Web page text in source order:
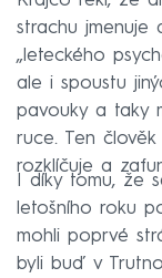
strachu jmenuje
„leteckého
ale i spoustu
pavouky a taky
ruce. Ten
rozklíčuje a
I díky tomu, že
letošního roku
mohli poprvé
byli buď v